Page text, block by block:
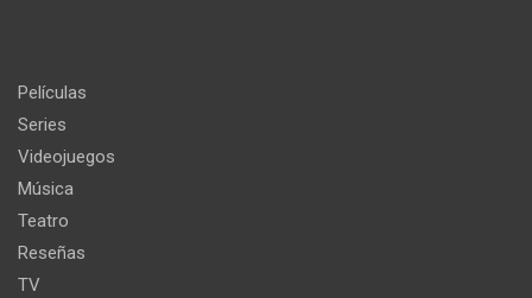
Películas
Series
Videojuegos
Música
Teatro
Reseñas
TV